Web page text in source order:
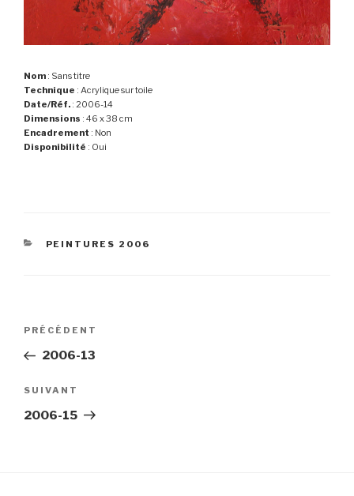
Nom : Sans titre
Technique : Acrylique sur toile
Date/Réf. : 2006-14
Dimensions : 46 x 38 cm
Encadrement : Non
Disponibilité : Oui
CATÉGORIES
PEINTURES 2006
Navigation
l’article
Article
précédent
PRÉCÉDENT
2006-13
Article
suivant
SUIVANT
2006-15